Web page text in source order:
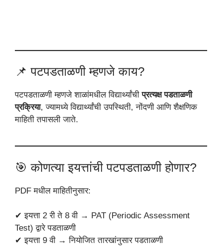
📌 पटपडताळणी म्हणजे काय?
पटपडताळणी म्हणजे शाळांमधील विद्यार्थ्यांचीप्रत्यक्ष पडताळणी
प्रक्रिया, ज्यामध्ये विद्यार्थ्यांची उपस्थिती, नोंदणी आणि शैक्षणिक
माहिती तपासली जाते.
🎯 कोणत्या इयत्तांची पटपडताळणी होणार?
PDF मधील माहितीनुसार:
✔ इयत्ता 2 री ते 8 वी → PAT (Periodic Assessment
Test) द्वारे पडताळणी
✔ इयत्ता 9 वी → नियोजित तारखांनुसार पडताळणी